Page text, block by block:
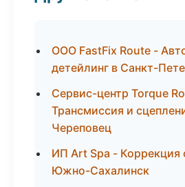
ООО FastFix Route -
детейлинг в Санкт-
Сервис-центр Torque
Трансмиссия и
Череповец
ИП Art Spa - Коррекция
Южно-Сахалинск